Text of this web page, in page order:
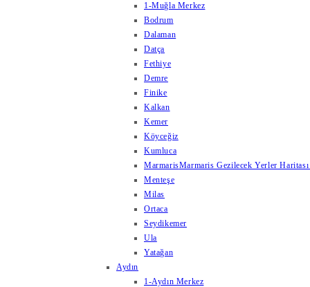
1-Muğla Merkez
Bodrum
Dalaman
Datça
Fethiye
Demre
Finike
Kalkan
Kemer
Köyceğiz
Kumluca
MarmarisMarmaris Gezilecek Yerler
Menteşe
Milas
Ortaca
Seydikemer
Ula
Yatağan
Aydın
1-Aydın Merkez